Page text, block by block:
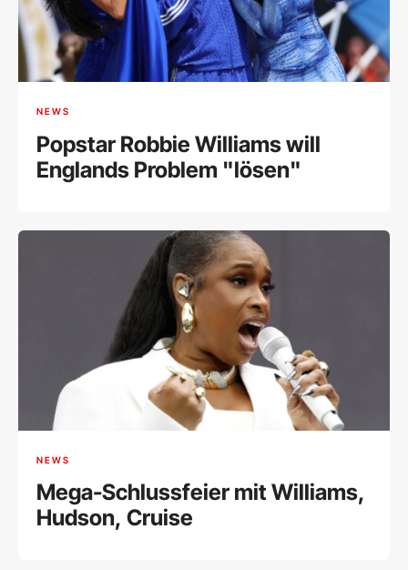
NEWS
Popstar Robbie Williams will
Englands Problem "lösen"
NEWS
Mega-Schlussfeier mit Williams,
Hudson, Cruise